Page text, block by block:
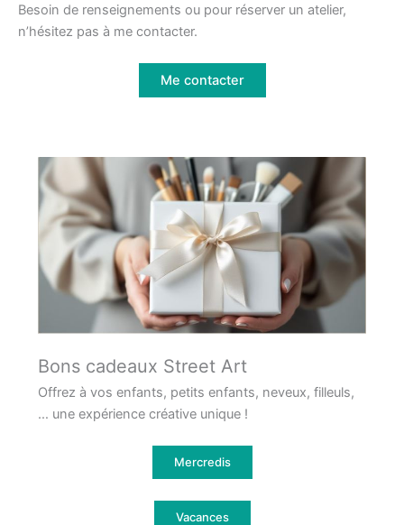
Besoin de renseignements ou pour réserver un atelier,
n’hésitez pas à me contacter.
Me contacter
Bons cadeaux Street Art
Offrez à vos enfants, petits enfants, neveux, filleuls,
… une expérience créative unique !
Mercredis
Vacances